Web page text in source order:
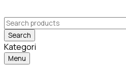
Search
Kategori
Menu